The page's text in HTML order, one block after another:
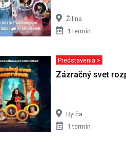
Žilina
1 termín
Predstavenia >
Zázračný svet
Bytča
1 termín